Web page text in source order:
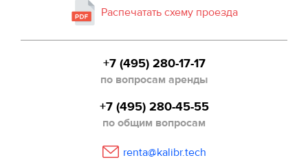
Распечатать схему проезда
+7 (495) 280-17-17
по вопросам аренды
+7 (495) 280-45-55
по общим вопросам
renta@kalibr.tech